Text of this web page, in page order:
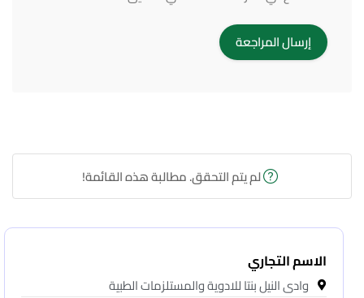
لم يتم التحقق. مطالبة هذه القائمة!
الاسم التجاري
وادى النيل بنتا للادوية والمستلزمات الطبية